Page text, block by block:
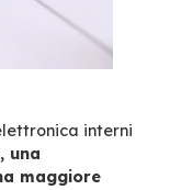
non costerà
di utenti
dei
di
si calcola
sono gli utenti,